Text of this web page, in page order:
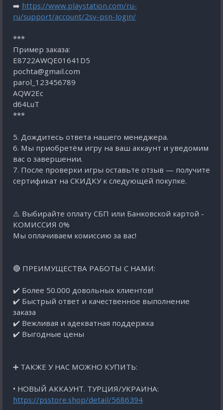
➡️ https://www.playstation.com/ru-
ru/support/account/2sv-psn-login/
***
Пример заказа:
E8722AWQE01641D5
pochta@gmail.com
parol_123456789
AQW2Eс
d64LuT
***
5. Дождитесь ответа нашего менеджера.
6. Мы приобретём игру на ваш аккаунт и уведомим
вас о завершении.
7. После проверки игры оставьте отзыв — получите
сертификат на СКИДКУ к следующей покупке.
⚠️ Выбирайте оплату СБП или Банковской картой -
КОМИССИЯ 0%
Мы оплачиваем комиссию за вас!
🔴 ПРЕИМУЩЕСТВА РАБОТЫ С НАМИ:
✔️ Более 50.000 довольных клиентов!
✔️ Быстрый ответ и качественное выполнение
заказа
✔️ Вежливая и адекватная поддержка
✔️ Выгодные цены
➕ ТАКЖЕ У НАС МОЖНО КУПИТЬ:
• НОВЫЙ АККАУНТ. ТУРЦИЯ/УКРАИНА:
https://psstore.shop/detail/5686394